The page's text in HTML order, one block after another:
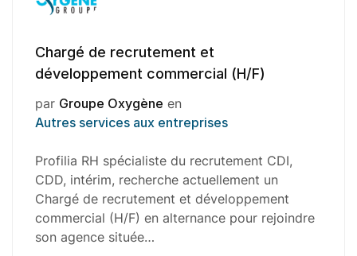
et
commercial (H/F)
en
entreprises
du recrutement CDI,
actuellement un
et développement
en alternance pour rejoindre
par
multirégional
segments
talents afin de
poursuivre son